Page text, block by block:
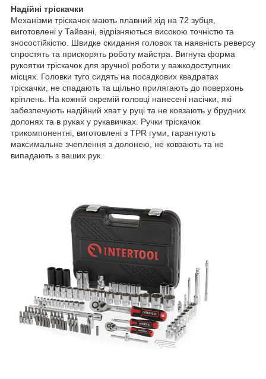
Надійні тріскачки
Механізми тріскачок мають плавний хід на 72 зубця,
виготовлені у Тайвані, відрізняються високою точністю та
зносостійкістю. Швидке скидання головок та наявність реверсу
спростять та прискорять роботу майстра. Вигнута форма
рукоятки тріскачок для зручної роботи у важкодоступних
місцях. Головки туго сидять на посадкових квадратах
тріскачки, не спадають та щільно прилягають до поверхонь
кріплень. На кожній окремій головці нанесені насічки, які
забезпечують надійний хват у руці та не ковзають у брудних
долонях та в руках у рукавичках. Ручки тріскачок
трикомпонентні, виготовлені з TPR гуми, гарантують
максимальне зчеплення з долонею, не ковзають та не
випадають з ваших рук.